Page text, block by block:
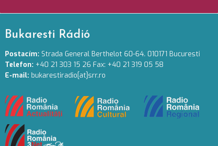
Bukaresti Rádió
Postacím: Strada General Berthelot 60-64. 010171 Bucuresti
Telefon: +40 21 303 15 26 Fax: +40 21 319 05 58
E-mail: bukarestiradio[at]srr.ro